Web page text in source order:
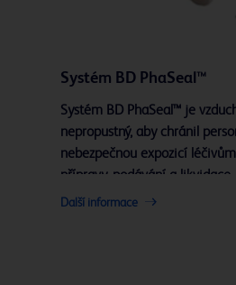
Systém BD PhaSeal™
Systém BD PhaSeal™ je
nepropustný, aby chránil
nebezpečnou expozicí
přípravy, podávání a likvidace.
Další informace